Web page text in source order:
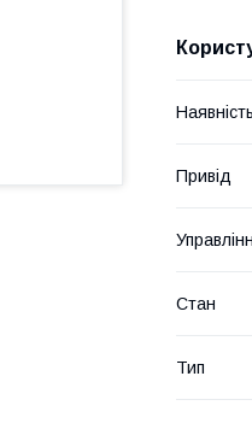
Наявність
Привід
Стан
Тип